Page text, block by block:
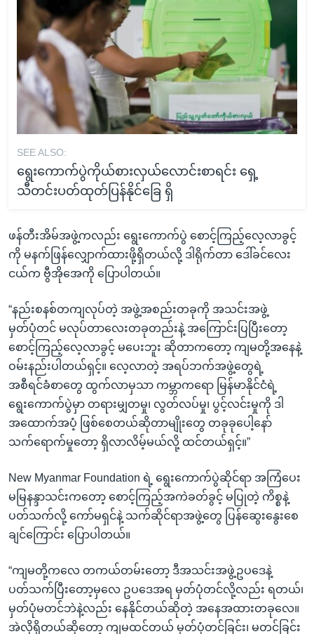
SEE ALSO:
ရွေးကောက်ပွဲကိုယ်စားလှယ်လောင်းစာရင်း ရှေ့
သီတင်းပတ်ထုတ်ပြန်နိုင်ခြေ ရှိ
ဖန်တီးအိမ်အဖွဲ့ကလည်း ရွေးကောက်ပွဲ စောင့်ကြည့်လေ့လာခွင့်
ကို မနက်ဖြန်လျှောက်ထားဖို့ရှိတယ်လို့ ဒါရိုက်တာ ဒေါ်ခင်လေး
ငယ်က ဗွီအိုအေကို ပြောပါတယ်။
“နည်းစနစ်တကျလုပ်တဲ့ အဖွဲ့အစည်းတခုကို အသင်းအဖွဲ့
မှတ်ပုံတင် မလုပ်တာလေးတခုတည်းနဲ့ အကြောင်းပြပြီးတော့
စောင့်ကြည့်လေ့လာခွင့် မပေးဘူး ဆိုတာကတော့ ကျမတို့အနေနဲ့
ဝမ်းနည်းပါတယ်ရှင့်။ လေ့လာတဲ့ အရပ်ဘက်အဖွဲ့တွေရဲ့
အစီရင်ခံစာတွေ ထွက်လာမှသာ ကမ္ဘာကရော မြန်မာနိုင်ငံရဲ့
ရွေးကောက်ပွဲမှာ တရားမျှတမှု၊ လွတ်လပ်မှု၊ ပွင့်လင်းမှုကို ဒါ
အထောက်အပံ့ ဖြစ်စေတယ်ဆိုတာမျိုးတွေ တခုခုပေါ့နော်
သက်ရောက်မှုတော့ ရှိလာလိမ့်မယ်လို့ ထင်တယ်ရှင့်။”
New Myanmar Foundation ရဲ့ ရွေးကောက်ပွဲဆိုင်ရာ အကြံပေး
မမြနန္ဒာသင်းကတော့ စောင့်ကြည့်အကဲခတ်ခွင့် မပြုတဲ့ ကိစ္စနဲ့
ပတ်သက်လို့ ကော်မရှင်နဲ့ သက်ဆိုင်ရာအဖွဲ့တွေ ပြန်ဆွေးနွေးစေ
ချင်ကြောင်း ပြောပါတယ်။
“ကျမတို့ကလေ တကယ်တမ်းတော့ ဒီအသင်းအဖွဲ့ဥပဒေနဲ့
ပတ်သက်ပြီးတော့မှလေ ဥပဒေအရ မှတ်ပုံတင်လို့လည်း ရတယ်၊
မှတ်ပုံမတင်ဘဲနဲ့လည်း နေနိုင်တယ်ဆိုတဲ့ အနေအထားတခုလေ။
အဲလိုရှိတယ်ဆိုတော့ ကျမထင်တယ် မှတ်ပုံတင်ခြင်း၊ မတင်ခြင်း